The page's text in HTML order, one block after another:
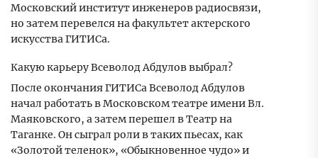
Московский институт инженеров радиосвязи,
но затем перевелся на факультет актерского
искусства ГИТИСа.
Какую карьеру Всеволод Абдулов выбрал?
После окончания ГИТИСа Всеволод Абдулов
начал работать в Московском театре имени Вл.
Маяковского, а затем перешел в Театр на
Таганке. Он сыграл роли в таких пьесах, как
«Золотой теленок», «Обыкновенное чудо» и